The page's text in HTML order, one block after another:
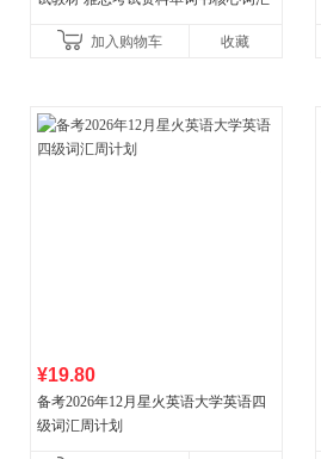
加入购物车
收藏
¥19.80
备考2026年12月星火英语大学英语四
级词汇周计划